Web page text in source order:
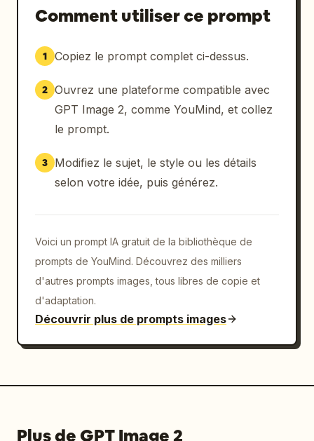
Comment utiliser ce prompt
1 Copiez le prompt complet ci-dessus.
2 Ouvrez une plateforme compatible avec
GPT Image 2, comme YouMind, et collez
le prompt.
3
Modifiez le sujet, le style ou les détails
selon votre idée, puis générez.
Voici un prompt IA gratuit de la bibliothèque de
prompts de YouMind. Découvrez des milliers
d'autres prompts images, tous libres de copie et
d'adaptation.
Découvrir plus de prompts images
Plus de GPT Image 2